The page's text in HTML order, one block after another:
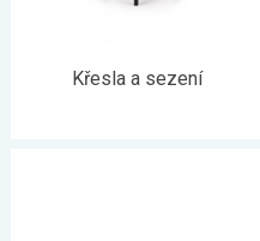
Křesla a sezení